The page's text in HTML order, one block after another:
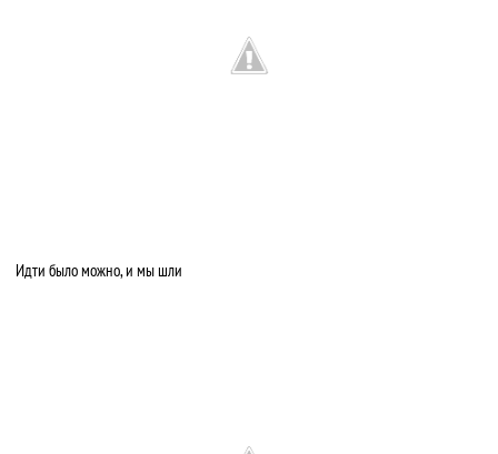
Идти было можно, и мы шли